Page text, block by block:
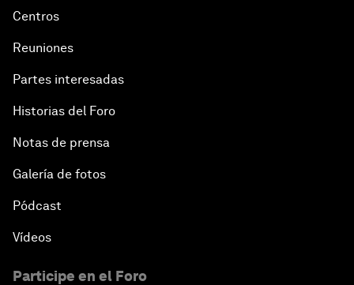
Centros
Reuniones
Partes interesadas
Historias del Foro
Notas de prensa
Galería de fotos
Pódcast
Vídeos
Participe en el Foro